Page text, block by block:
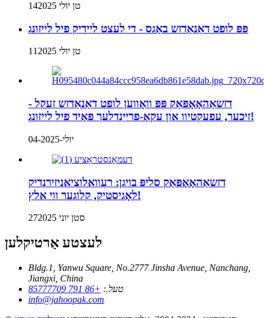
14טן יולי 2025
פּפּ לופט דאַנאַדזש באַגס - די לעצט ליידיק פיל לייזונג
11טן יולי 2025
דזשאַהאָאָפּאַק פּפּ וואָווען לופט דאַנאַדזש זעקל -
זיכער, עפעקטיוו און עקאָ-פרייַנדלעך פּאָיד פיל לייזונג!
יולי-04-2025
דזשאַהאָאָפּאַק סליפּ בויגן: רעוואלוציאניזירנדיק
לאָגיסטיק, קלוגער ווי אלץ!
27סטן יוני 2025
לעצטע אַרטיקלען
Bldg.1, Yanwu Square, No.2777 Jinsha Avenue, Nanchang,
Jiangxi, China
טעל.: +86 791 85777709
info@jahoopak.com